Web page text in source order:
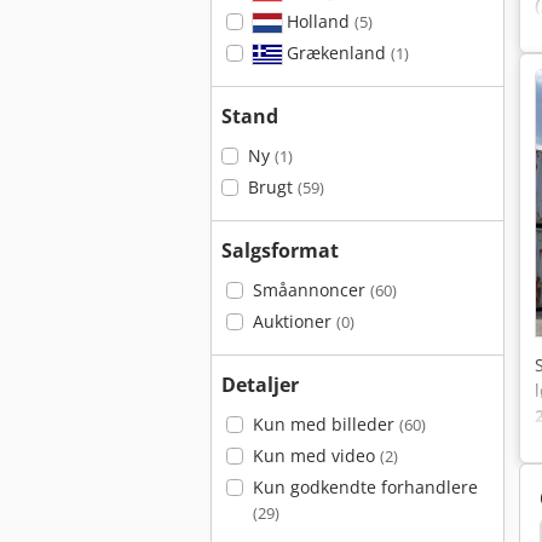
Holland (5)
Grækenland (1)
Stand
Ny (1)
Brugt (59)
Salgsformat
Småannoncer (60)
Auktioner (0)
Detaljer
Kun med billeder (60)
Kun med video (2)
Kun godkendte forhandlere
(29)